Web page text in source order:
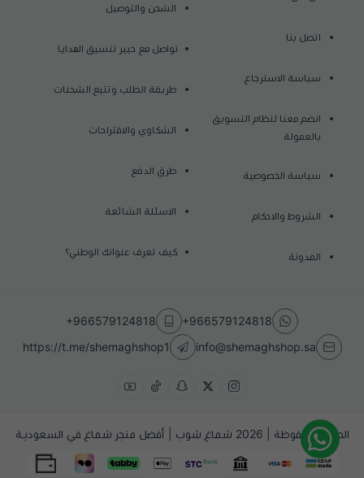
اتصل بنا
سياسة الاسترجاع
انضم معنا لنظام التسويق
بالعمولة
سياسة الخصوصية
الشروط والاحكام
المدونة
الشحن والتوصيل
تواصل مع خبير تنسيق الهدايا
طريقة الطلب وتتبع الشحنات
الشكاوي والاقتراحات
طرق الدفع
الاسئلة الشائعة
كيف تعرف عنوانك الوطني؟
+966579124818
+966579124818
info@shemaghshop.sa
https://t.me/shemaghshop1
الحقوق محفوظة | 2026 شماغ شوب | أفضل متجر شماغ في السعودية